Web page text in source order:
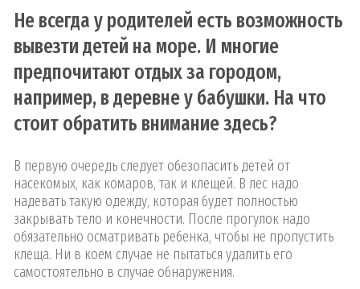
Не всегда у родителей есть возможность
вывезти детей на море. И многие
предпочитают отдых за городом,
например, в деревне у бабушки. На что
стоит обратить внимание здесь?
В первую очередь следует обезопасить детей от
насекомых, как комаров, так и клещей. В лес надо
надевать такую одежду, которая будет полностью
закрывать тело и конечности. После прогулок надо
обязательно осматривать ребенка, чтобы не пропустить
клеща. Ни в коем случае не пытаться удалить его
самостоятельно в случае обнаружения.